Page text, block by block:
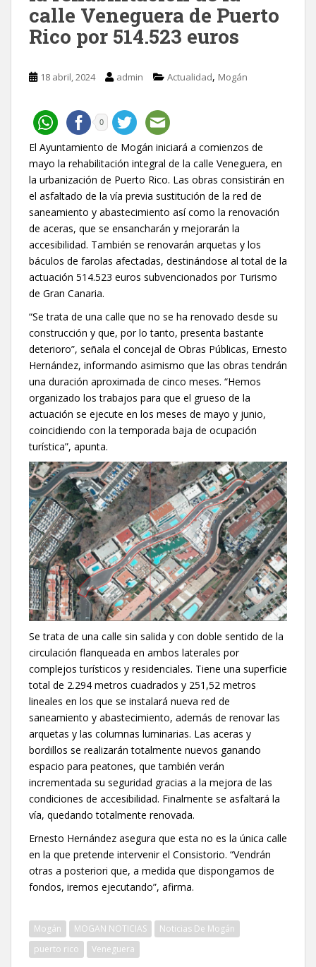
calle Veneguera de Puerto
Rico por 514.523 euros
18 abril, 2024 admin Actualidad, Mogán
0
El Ayuntamiento de Mogán iniciará a comienzos de
mayo la rehabilitación integral de la calle Veneguera, en
la urbanización de Puerto Rico. Las obras consistirán en
el asfaltado de la vía previa sustitución de la red de
saneamiento y abastecimiento así como la renovación
de aceras, que se ensancharán y mejorarán la
accesibilidad. También se renovarán arquetas y los
báculos de farolas afectadas, destinándose al total de la
actuación 514.523 euros subvencionados por Turismo
de Gran Canaria.
“Se trata de una calle que no se ha renovado desde su
construcción y que, por lo tanto, presenta bastante
deterioro”, señala el concejal de Obras Públicas, Ernesto
Hernández, informando asimismo que las obras tendrán
una duración aproximada de cinco meses. “Hemos
organizado los trabajos para que el grueso de la
actuación se ejecute en los meses de mayo y junio,
coincidiendo con la temporada baja de ocupación
turística”, apunta.
Se trata de una calle sin salida y con doble sentido de la
circulación flanqueada en ambos laterales por
complejos turísticos y residenciales. Tiene una superficie
total de 2.294 metros cuadrados y 251,52 metros
lineales en los que se instalará nueva red de
saneamiento y abastecimiento, además de renovar las
arquetas y las columnas luminarias. Las aceras y
bordillos se realizarán totalmente nuevos ganando
espacio para peatones, que también verán
incrementada su seguridad gracias a la mejora de las
condiciones de accesibilidad. Finalmente se asfaltará la
vía, quedando totalmente renovada.
Ernesto Hernández asegura que esta no es la única calle
en la que pretende intervenir el Consistorio. “Vendrán
otras a posteriori que, a medida que dispongamos de
fondos, iremos ejecutando”, afirma.
Mogán MOGAN NOTICIAS
Noticias De Mogán
puerto rico
Veneguera